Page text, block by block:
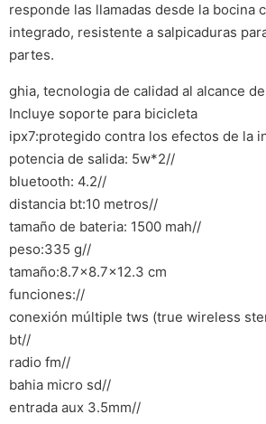
responde las llamadas desde la bocina
integrado, resistente a salpicaduras
partes.
ghia, tecnologia de calidad al alcance
Incluye soporte para bicicleta
ipx7:protegido contra los efectos de la
potencia de salida: 5w*2//
bluetooth: 4.2//
distancia bt:10 metros//
tamaño de bateria: 1500 mah//
peso:335 g//
tamaño:8.7×8.7×12.3 cm
funciones://
conexión múltiple tws (true wireless
bt//
radio fm//
bahia micro sd//
entrada aux 3.5mm//